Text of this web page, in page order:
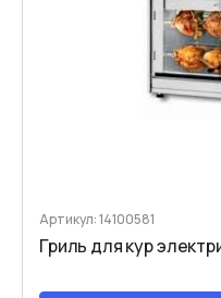
Артикул: 14100581
Гриль для кур